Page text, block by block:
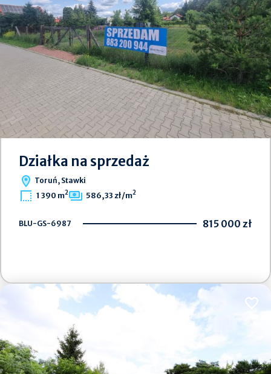
Działka na sprzedaż
Toruń, Stawki
1 390 m2 586,33 zł/m2
BLU-GS-6987 815 000 zł